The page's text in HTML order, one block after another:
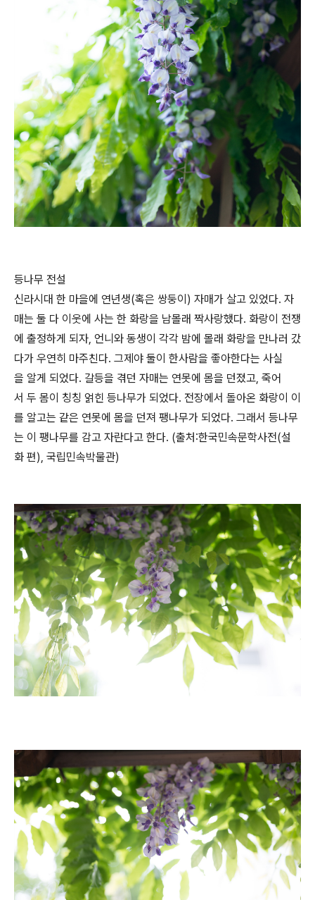
등나무 전설
신라시대 한 마을에 연년생(혹은 쌍둥이) 자매가 살고 있었다. 자
매는 둘 다 이웃에 사는 한 화랑을 남몰래 짝사랑했다. 화랑이 전쟁
에 출정하게 되자, 언니와 동생이 각각 밤에 몰래 화랑을 만나러 갔
다가 우연히 마주친다. 그제야 둘이 한사람을 좋아한다는 사실
을 알게 되었다. 갈등을 겪던 자매는 연못에 몸을 던졌고, 죽어
서 두 몸이 칭칭 얽힌 등나무가 되었다. 전장에서 돌아온 화랑이 이
를 알고는 같은 연못에 몸을 던져 팽나무가 되었다. 그래서 등나무
는 이 팽나무를 감고 자란다고 한다. (출처:한국민속문학사전(설
화 편), 국립민속박물관)